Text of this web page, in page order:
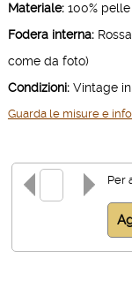
Materiale:100% pelle
Fodera interna:
come da foto)
Condizioni:Vintage
Guarda le misure e
Per